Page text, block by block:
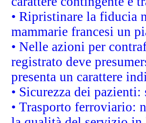
• Ripristinare la fiducia
mammarie francesi un
• Nelle azioni per
registrato deve
presenta un carattere
• Sicurezza dei
• Trasporto ferroviario: